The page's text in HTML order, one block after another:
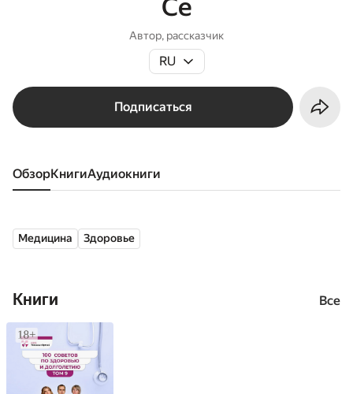
Се
Автор, рассказчик
RU
Подписаться
Обзор книги аудиокниги
Медицина Здоровье
Книги Все